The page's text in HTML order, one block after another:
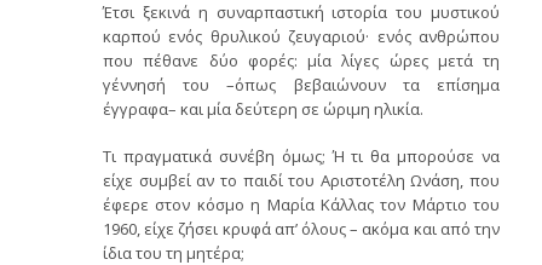
Έτσι ξεκινά η συναρπαστική ιστορία του μυστικού
καρπού ενός θρυλικού ζευγαριού· ενός ανθρώπου
που πέθανε δύο φορές: μία λίγες ώρες μετά τη
γέννησή του –όπως βεβαιώνουν τα επίσημα
έγγραφα– και μία δεύτερη σε ώριμη ηλικία.
Τι πραγματικά συνέβη όμως; Ή τι θα μπορούσε να
είχε συμβεί αν το παιδί του Αριστοτέλη Ωνάση, που
έφερε στον κόσμο η Μαρία Κάλλας τον Μάρτιο του
1960, είχε ζήσει κρυφά απ’ όλους – ακόμα και από την
ίδια του τη μητέρα;